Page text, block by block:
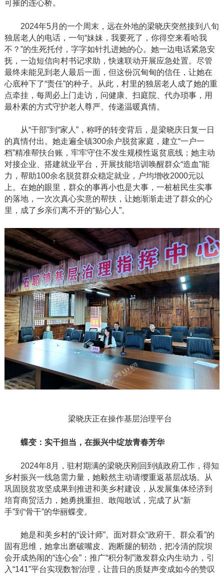
可摧的连心桥。
2024年5月的一个周末，远在外地的梁晓庆突然接到八旬
独居老人的电话，一句“妹妹，我要死了，你得空来看哈我
不？”的生死托付，字字如针扎进她的心。她一边电话紧急安
抚，一边短信向村书记求助，快速联动开展应急处置。尽管
最终未能见到老人最后一面，但这份沉甸甸的信任，让她在
心底种下了“责任”的种子。从此，村里的独居老人成了她的重
点牵挂，每周必上门走访，问健康、扫庭院、代办琐事，用
最朴素的方式守护老人尊严、传递温暖真情。
从“干部”到“家人”，称呼的转变背后，是梁晓庆日复一日
的真情付出。她走遍全镇300余户脱贫家庭，建立“一户一
档”精准帮扶台账，牢牢守住不发生规模性返贫底线；她主动
对接企业、搭建就业平台，开展技能培训唤醒群众“造血”能
力，帮助100余名脱贫群众稳定就业，户均增收2000元以
上。在她的眼里，群众的事再小也是大事，一桩桩民生实事
的落地，一次次真心实意的帮扶，让她渐渐走进了群众的心
里，成了乡亲们离不开的“贴心人”。
梁晓庆正在操作基层治理平台
蝶变：实干担当，在振兴中绽放青春芳华
2024年8月，驻村期满的梁晓庆刚回到镇政府工作，得知
乡村振兴一线急需力量，她毅然主动请缨重返基层战场。从
巩固脱贫攻坚成果到推进和美乡村建设，从发展集体经济到
培育商贸活力，她勇挑重担、敢闯敢试，完成了从“新
手”到“骨干”的华丽蝶变。
她是和美乡村的“设计师”。面对群众“政府干、群众看”的
固有思维，她拿出磨破嘴皮、跑断腿的韧劲，把冷清的院坝
会开成热闹的“连心会”；推广“积分制”激发群众内生动力，引
入“141”平台实现数智治理，让昔日的质疑声变成如今的赞叹